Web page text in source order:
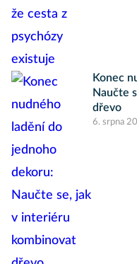
Konec
Naučte
dřevo
6. srpna